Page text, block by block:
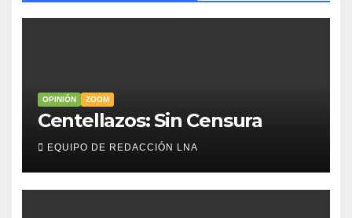
OPINIÓN ZOOM
Centellazos: Sin Censura
EQUIPO DE REDACCIÓN LNA